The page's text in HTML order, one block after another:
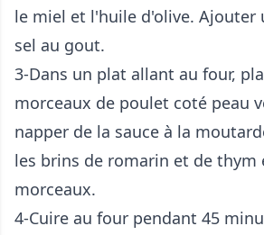
le miel et l'huile d'olive. Ajouter
sel au gout.
3-Dans un plat allant au four,
morceaux de poulet coté peau
napper de la sauce à la
les brins de romarin et de thym
morceaux.
4-Cuire au four pendant 45